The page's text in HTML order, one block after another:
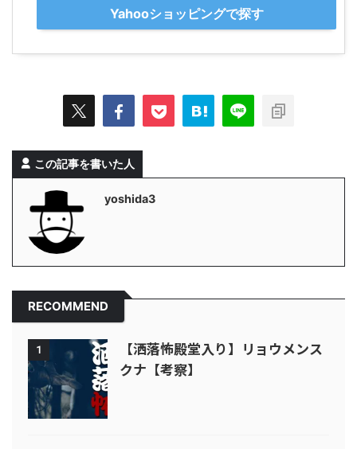
Yahooショッピングで探す
この記事を書いた人
yoshida3
RECOMMEND
1
【洒落怖殿堂入り】リョウメンス
クナ【考察】